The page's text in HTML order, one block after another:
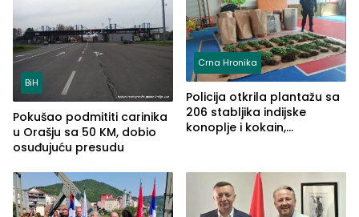
BiH
Pokušao podmititi carinika
u Orašju sa 50 KM, dobio
osuđujuću presudu
Crna Hronika
Policija otkrila plantažu sa
206 stabljika indijske
konoplje i kokain,